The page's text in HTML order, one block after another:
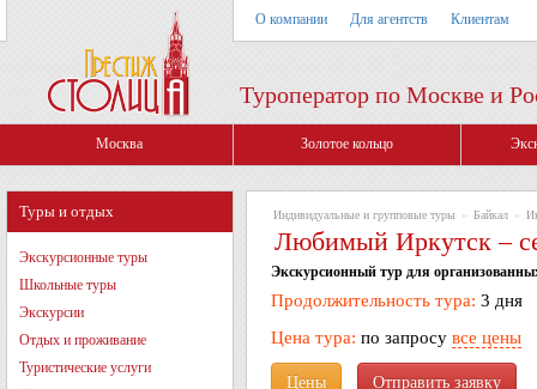
О компании Для агентств Клиентам
Туроператор по Москве и
Москва Золотое кольцо
Туры и отдых
Экскурсионные туры
Школьные туры
Экскурсии
Отдых и проживание
Туристические услуги
Индивидуальные и групповые туры » Байкал »
Любимый Иркутск –
Экскурсионный тур для
Продолжительность тура: 3 дня
Цена тура: по запросу все цены
Цены